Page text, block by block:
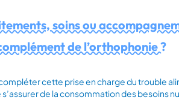
soins ou
de l’orthophonie ?
cette prise en charge du trouble
de la consommation des besoins